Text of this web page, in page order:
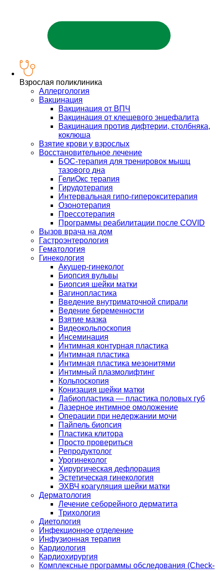
Взрослая поликлиника
Аллергология
Вакцинация
Вакцинация от ВПЧ
Вакцинация от клещевого энцефалита
Вакцинация против дифтерии, столбняка,
коклюша
Взятие крови у взрослых
Восстановительное лечение
БОС-терапия для тренировок мышц
тазового дна
ГелиОкс терапия
Гирудотерапия
Интервальная гипо-гиперокситерапия
Озонотерапия
Прессотерапия
Программы реабилитации после СOVID
Вызов врача на дом
Гастроэнтерология
Гематология
Гинекология
Акушер-гинеколог
Биопсия вульвы
Биопсия шейки матки
Вагинопластика
Введение внутриматочной спирали
Ведение беременности
Взятие мазка
Видеокольпоскопия
Инсеминация
Интимная контурная пластика
Интимная пластика
Интимная пластика мезонитями
Интимный плазмолифтинг
Кольпоскопия
Конизация шейки матки
Лабиопластика — пластика половых губ
Лазерное интимное омоложение
Операции при недержании мочи
Пайпель биопсия
Пластика клитора
Просто провериться
Репродуктолог
Урогинеколог
Хирургическая дефлорация
Эстетическая гинекология
ЭХВЧ коагуляция шейки матки
Дерматология
Лечение себорейного дерматита
Трихология
Диетология
Инфекционное отделение
Инфузионная терапия
Кардиология
Кардиохирургия
Комплексные программы обследования (Check-